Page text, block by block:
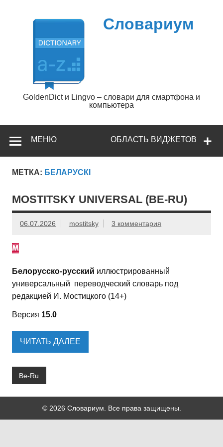
содержимому
Словариум
GoldenDict и Lingvo – словари для смартфона и
компьютера
ОБЛАСТЬ ВИДЖЕТОВ
МЕНЮ
МЕТКА: БЕЛАРУСКІ
MOSTITSKY UNIVERSAL (BE-RU)
06.07.2026 mostitsky 3 комментария
Белорусско-русский иллюстрированный
универсальный переводческий словарь под
редакцией И. Мостицкого (14+)
Версия 15.0
ЧИТАТЬ ДАЛЕЕ
Be-Ru
© 2026 Словариум. Все права защищены.